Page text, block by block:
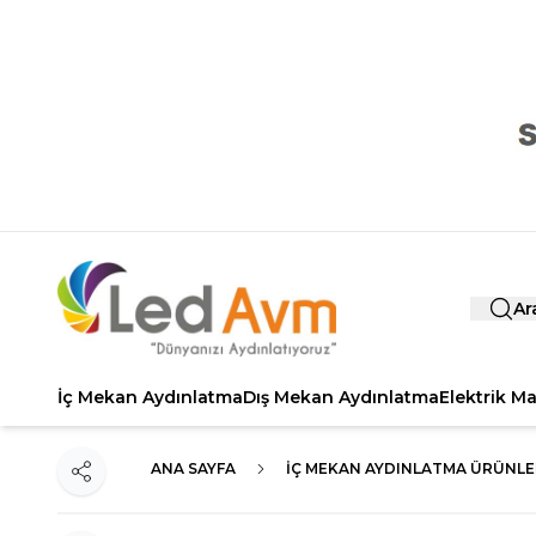
İç Mekan AydınlatmaDış Mekan AydınlatmaElektrik
ANA SAYFA İÇ MEKAN AYDINLATMA
Paylaş